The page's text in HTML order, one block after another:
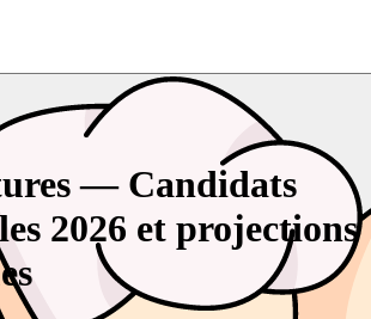
— Candidats
2026 et projections